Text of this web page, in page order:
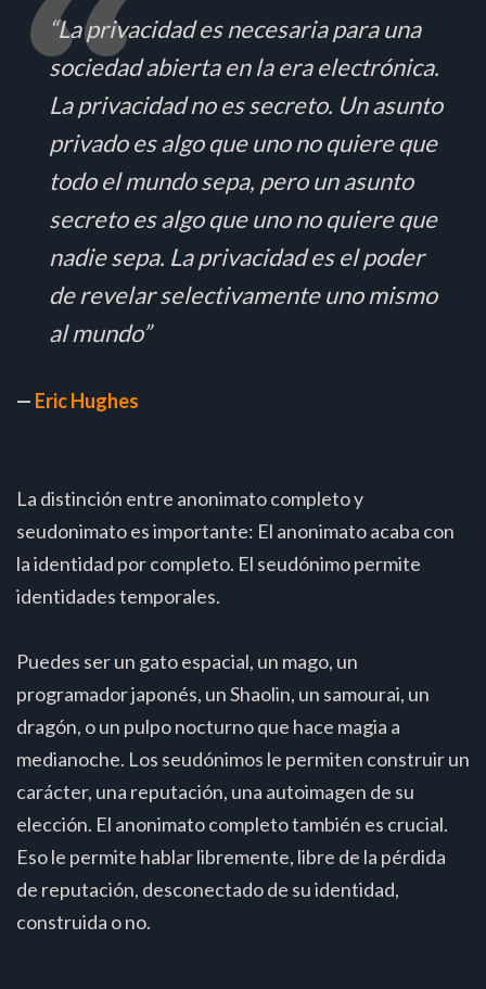
“La privacidad es necesaria para una
sociedad abierta en la era electrónica.
La privacidad no es secreto. Un asunto
privado es algo que uno no quiere que
todo el mundo sepa, pero un asunto
secreto es algo que uno no quiere que
nadie sepa. La privacidad es el poder
de revelar selectivamente uno mismo
al mundo”
— Eric Hughes
La distinción entre anonimato completo y
seudonimato es importante: El anonimato acaba con
la identidad por completo. El seudónimo permite
identidades temporales.
Puedes ser un gato espacial, un mago, un
programador japonés, un Shaolin, un samourai, un
dragón, o un pulpo nocturno que hace magia a
medianoche. Los seudónimos le permiten construir un
carácter, una reputación, una autoimagen de su
elección. El anonimato completo también es crucial.
Eso le permite hablar libremente, libre de la pérdida
de reputación, desconectado de su identidad,
construida o no.